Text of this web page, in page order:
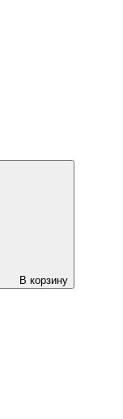
В корзину